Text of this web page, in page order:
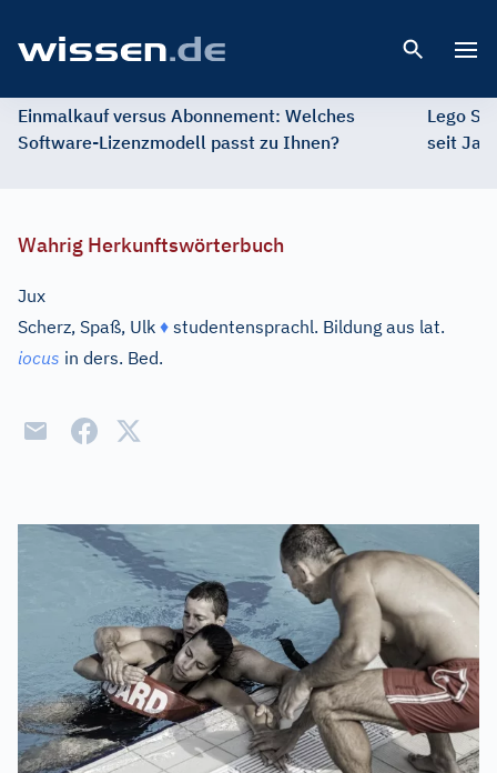
Einmalkauf versus Abonnement: Welches
Software-Lizenzmodell passt zu Ihnen?
Lego
seit
Wahrig Herkunftswörterbuch
Jux
Scherz, Spaß, Ulk ♦ studentensprachl. Bildung aus lat.
iocus in ders. Bed.